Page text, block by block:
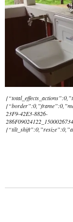
23F9-42E3-8826-